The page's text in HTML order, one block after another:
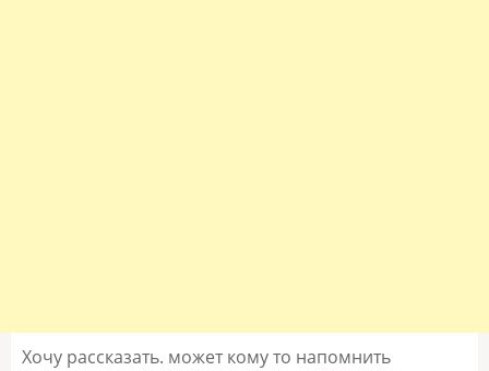
Хочу рассказать. может кому то напомнить